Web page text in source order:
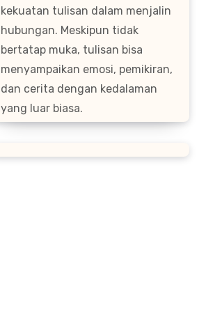
kekuatan tulisan dalam menjalin
hubungan. Meskipun tidak
bertatap muka, tulisan bisa
menyampaikan emosi, pemikiran,
dan cerita dengan kedalaman
yang luar biasa.